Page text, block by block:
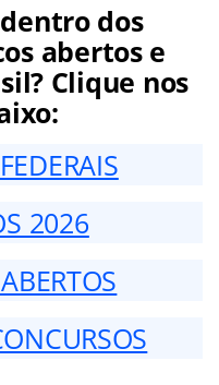
dos
abertos e
Clique nos
2026